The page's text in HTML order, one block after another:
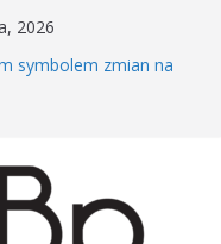
2026
symbolem zmian na
Kiedy wróci Bubi?
kolej
w Polsce
odwołany
TOP 3